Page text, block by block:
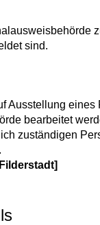
sind.
Ausstellung
bearbeitet
zuständigen